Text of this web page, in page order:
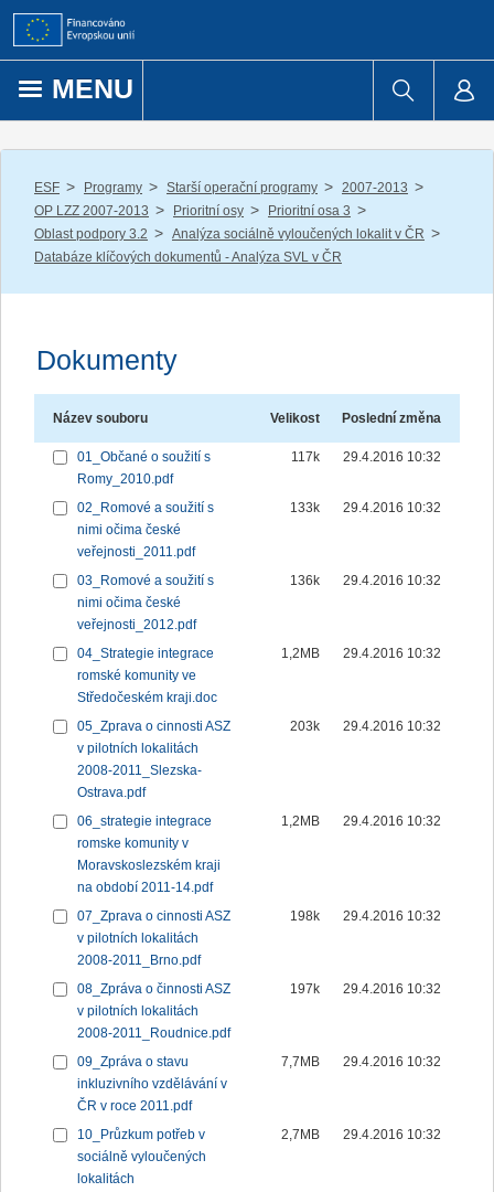
Přejít k obsahu
MENU
ESF / Programy / Starší operační programy / 2007-2013 /
OP LZZ 2007-2013 / Prioritní osy / Prioritní osa 3 /
Oblast podpory 3.2 / Analýza sociálně vyloučených lokalit v ČR /
Databáze klíčových dokumentů - Analýza SVL v ČR
Dokumenty
Název souboru Velikost Poslední změna
01_Občané o soužití s
Romy_2010.pdf
117k 29.4.2016 10:32
02_Romové a soužití s
nimi očima české
veřejnosti_2011.pdf
133k 29.4.2016 10:32
03_Romové a soužití s
nimi očima české
veřejnosti_2012.pdf
136k 29.4.2016 10:32
04_Strategie integrace
romské komunity ve
Středočeském kraji.doc
1,2MB 29.4.2016 10:32
05_Zprava o cinnosti ASZ
v pilotních lokalitách
2008-2011_Slezska-
Ostrava.pdf
203k 29.4.2016 10:32
06_strategie integrace
romske komunity v
Moravskoslezském kraji
na období 2011-14.pdf
1,2MB 29.4.2016 10:32
07_Zprava o cinnosti ASZ
v pilotních lokalitách
2008-2011_Brno.pdf
198k 29.4.2016 10:32
08_Zpráva o činnosti ASZ
v pilotních lokalitách
2008-2011_Roudnice.pdf
197k 29.4.2016 10:32
09_Zpráva o stavu
inkluzivního vzdělávání v
ČR v roce 2011.pdf
7,7MB 29.4.2016 10:32
10_Průzkum potřeb v
sociálně vyloučených
lokalitách
2,7MB 29.4.2016 10:32